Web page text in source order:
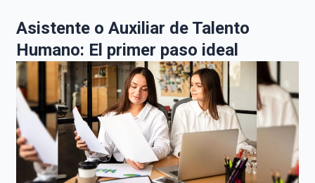
Asistente o Auxiliar de Talento
Humano: El primer paso ideal